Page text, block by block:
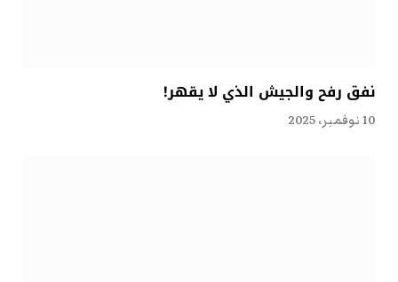
نفق رفح والجيش الذي لا يقهر!
10 نوفمبر، 2025